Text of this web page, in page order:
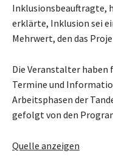
Inklusionsbeauftragte,
erklärte, Inklusion sei
Mehrwert, den das
Die Veranstalter haben
Termine und
Arbeitsphasen der
gefolgt von den
Quelle anzeigen